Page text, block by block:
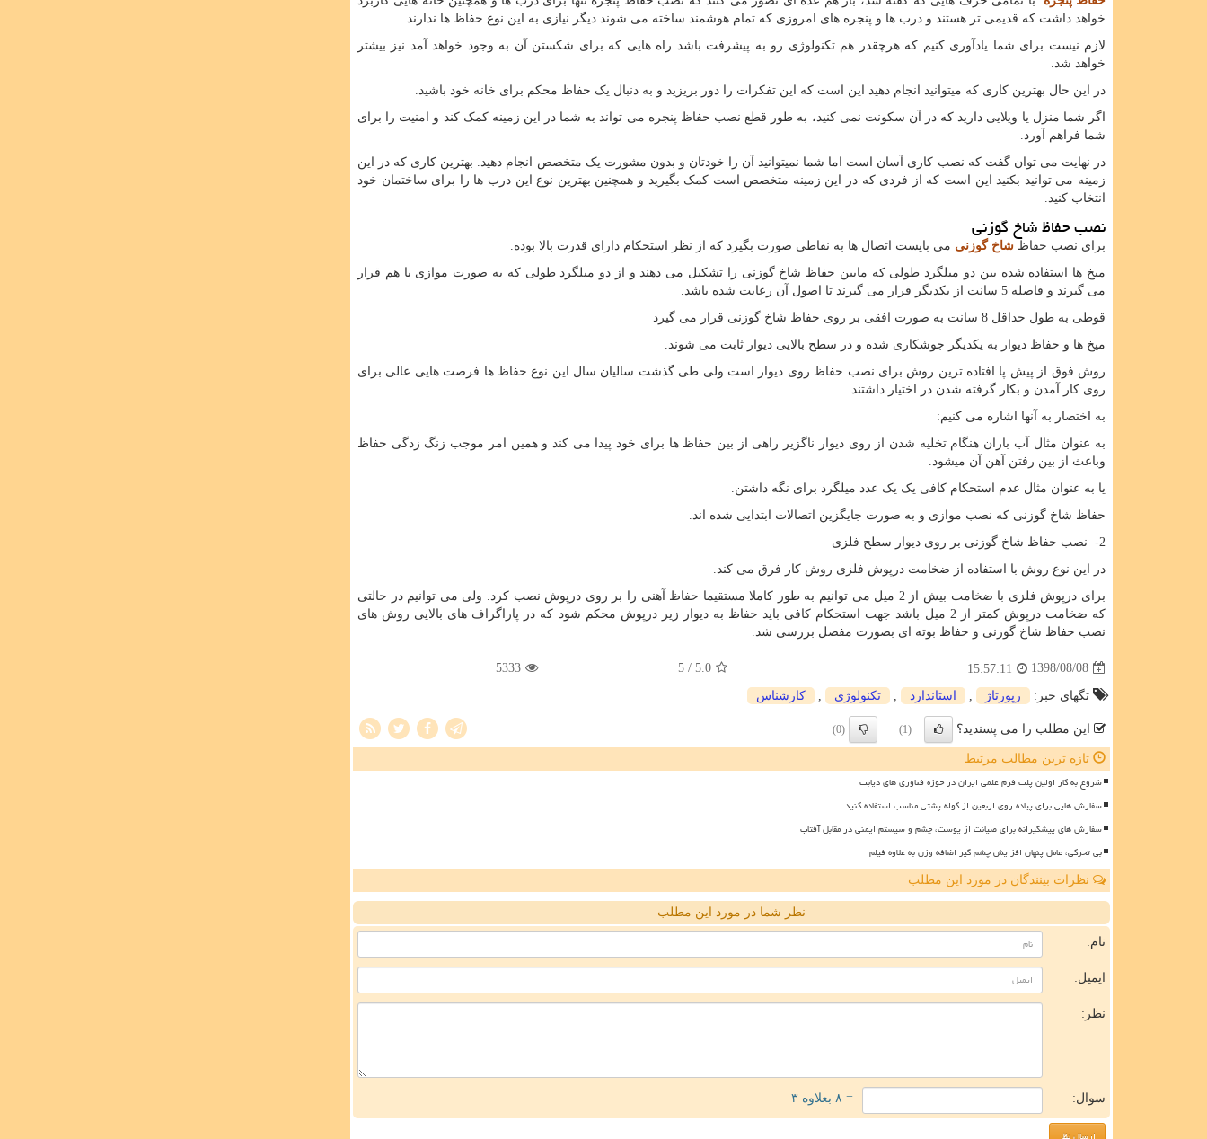
خواهد داشت که قدیمی تر هستند و درب ها و پنجره های امروزی که تمام هوشمند ساخته می شوند دیگر نیازی به این نوع حفاظ ها ندارند.
لازم نیست برای شما یادآوری کنیم که هرچقدر هم تکنولوژی رو به پیشرفت باشد راه هایی که برای شکستن آن به وجود خواهد آمد نیز بیشتر
خواهد شد.
در این حال بهترین کاری که میتوانید انجام دهید این است که این تفکرات را دور بریزید و به دنبال یک حفاظ محکم برای خانه خود باشید.
اگر شما منزل یا ویلایی دارید که در آن سکونت نمی کنید، به طور قطع نصب حفاظ پنجره می تواند به شما در این زمینه کمک کند و امنیت را برای
شما فراهم آورد.
در نهایت می توان گفت که نصب کاری آسان است اما شما نمیتوانید آن را خودتان و بدون مشورت یک متخصص انجام دهید. بهترین کاری که در این
زمینه می توانید بکنید این است که از فردی که در این زمینه متخصص است کمک بگیرید و همچنین بهترین نوع این درب ها را برای ساختمان خود
انتخاب کنید.
نصب حفاظ شاخ گوزنی
برای نصب حفاظ شاخ گوزنی می بایست اتصال ها به نقاطی صورت بگیرد که از نظر استحکام دارای قدرت بالا بوده.
میخ ها استفاده شده بین دو میلگرد طولی که مابین حفاظ شاخ گوزنی را تشکیل می دهند و از دو میلگرد طولی که به صورت موازی با هم قرار
می گیرند و فاصله 5 سانت از یکدیگر قرار می گیرند تا اصول آن رعایت شده باشد.
قوطی به طول حداقل 8 سانت به صورت افقی بر روی حفاظ شاخ گوزنی قرار می گیرد
میخ ها و حفاظ دیوار به یکدیگر جوشکاری شده و در سطح بالایی دیوار ثابت می شوند.
روش فوق از پیش پا افتاده ترین روش برای نصب حفاظ روی دیوار است ولی طی گذشت سالیان سال این نوع حفاظ ها فرصت هایی عالی برای
روی کار آمدن و بکار گرفته شدن در اختیار داشتند.
به اختصار به آنها اشاره می کنیم:
به عنوان مثال آب باران هنگام تخلیه شدن از روی دیوار ناگزیر راهی از بین حفاظ ها برای خود پیدا می کند و همین امر موجب زنگ زدگی حفاظ
وباعث از بین رفتن آهن آن میشود.
یا به عنوان مثال عدم استحکام کافی یک یک عدد میلگرد برای نگه داشتن.
حفاظ شاخ گوزنی که نصب موازی و به صورت جایگزین اتصالات ابتدایی شده اند.
2- نصب حفاظ شاخ گوزنی بر روی دیوار سطح فلزی
در این نوع روش با استفاده از ضخامت درپوش فلزی روش کار فرق می کند.
برای درپوش فلزی با ضخامت بیش از 2 میل می توانیم به طور کاملا مستقیما حفاظ آهنی را بر روی درپوش نصب کرد. ولی می توانیم در حالتی
که ضخامت درپوش کمتر از 2 میل باشد جهت استحکام کافی باید حفاظ به دیوار زیر درپوش محکم شود که در پاراگراف های بالایی روش های
نصب حفاظ شاخ گوزنی و حفاظ بوته ای بصورت مفصل بررسی شد.
1398/08/08
15:57:11
5.0
/ 5
5333
تگهای خبر: رپورتاژ استاندارد تكنولوژی كارشناس
این مطلب را می پسندید؟ (1)
(0)
تازه ترین مطالب مرتبط
شروع به کار اولین پلت فرم علمی ایران در حوزه فناوری های دیابت
سفارش هایی برای پیاده روی اربعین از کوله پشتی مناسب استفاده کنید
سفارش های پیشگیرانه برای صیانت از پوست، چشم و سیستم ایمنی در مقابل آفتاب
بی تحرکی، عامل پنهان افزایش چشم گیر اضافه وزن به علاوه فیلم
نظرات بینندگان در مورد این مطلب
نظر شما در مورد این مطلب
نام:
ایمیل:
نظر:
سوال: = ۸ بعلاوه ۳